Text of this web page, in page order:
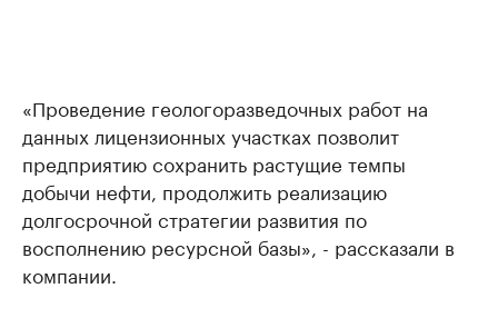
«Проведение геологоразведочных работ на
данных лицензионных участках позволит
предприятию сохранить растущие темпы
добычи нефти, продолжить реализацию
долгосрочной стратегии развития по
восполнению ресурсной базы», - рассказали в
компании.